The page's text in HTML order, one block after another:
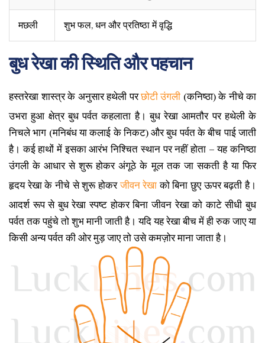
मछली शुभ फल, धन और प्रतिष्ठा में वृद्धि
बुध रेखा की स्थिति और पहचान
हस्तरेखा शास्त्र के अनुसार हथेली परछोटी उंगली (कनिष्ठा) के नीचे का
उभरा हुआ क्षेत्र बुध पर्वत कहलाता है। बुध रेखा आमतौर पर हथेली के
निचले भाग (मनिबंध या कलाई के निकट) और बुध पर्वत के बीच पाई जाती
है। कई हाथों में इसका आरंभ निश्चित स्थान पर नहीं होता – यह कनिष्ठा
उंगली के आधार से शुरू होकर अंगूठे के मूल तक जा सकती है या फिर
हृदय रेखा के नीचे से शुरू होकरजीवन रेखाको बिना छुए ऊपर बढ़ती है।
आदर्श रूप से बुध रेखा स्पष्ट होकर बिना जीवन रेखा को काटे सीधी बुध
पर्वत तक पहुंचे तो शुभ मानी जाती है। यदि यह रेखा बीच में ही रुक जाए या
किसी अन्य पर्वत की ओर मुड़ जाए तो उसे कमज़ोर माना जाता है।